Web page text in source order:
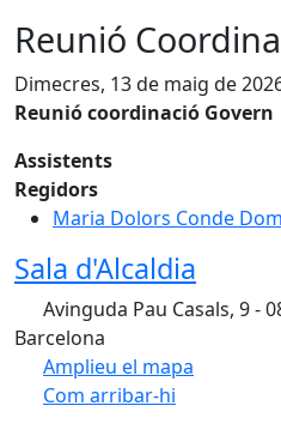
Reunió
Dimecres, 13 de maig de
Reunió coordinació Govern
Assistents
Regidors
Maria Dolors Conde
Sala d'Alcaldia
Avinguda Pau Casals, 9 -
Barcelona
Amplieu el mapa
Com arribar-hi